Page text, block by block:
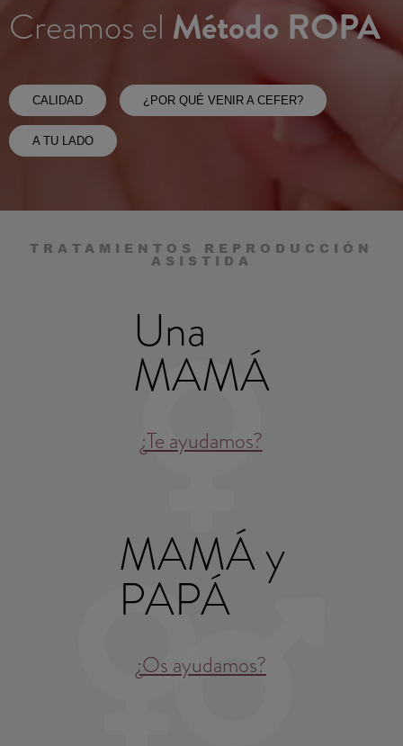
Creamos el Método ROPA
CALIDAD ¿POR QUÉ VENIR A CEFER?
A TU LADO
TRATAMIENTOS REPRODUCCIÓN
ASISTIDA
Una
MAMÁ
¿Te ayudamos?
MAMÁ y
PAPÁ
¿Os ayudamos?